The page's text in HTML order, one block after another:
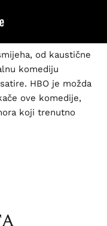
od kaustične
komediju
HBO je možda
ove komedije,
koji trenutno